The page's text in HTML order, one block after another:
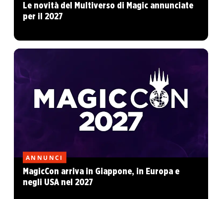
Le novità del Multiverso di Magic annunciate
per il 2027
ANNUNCI
MagicCon arriva in Giappone, in Europa e
negli USA nel 2027